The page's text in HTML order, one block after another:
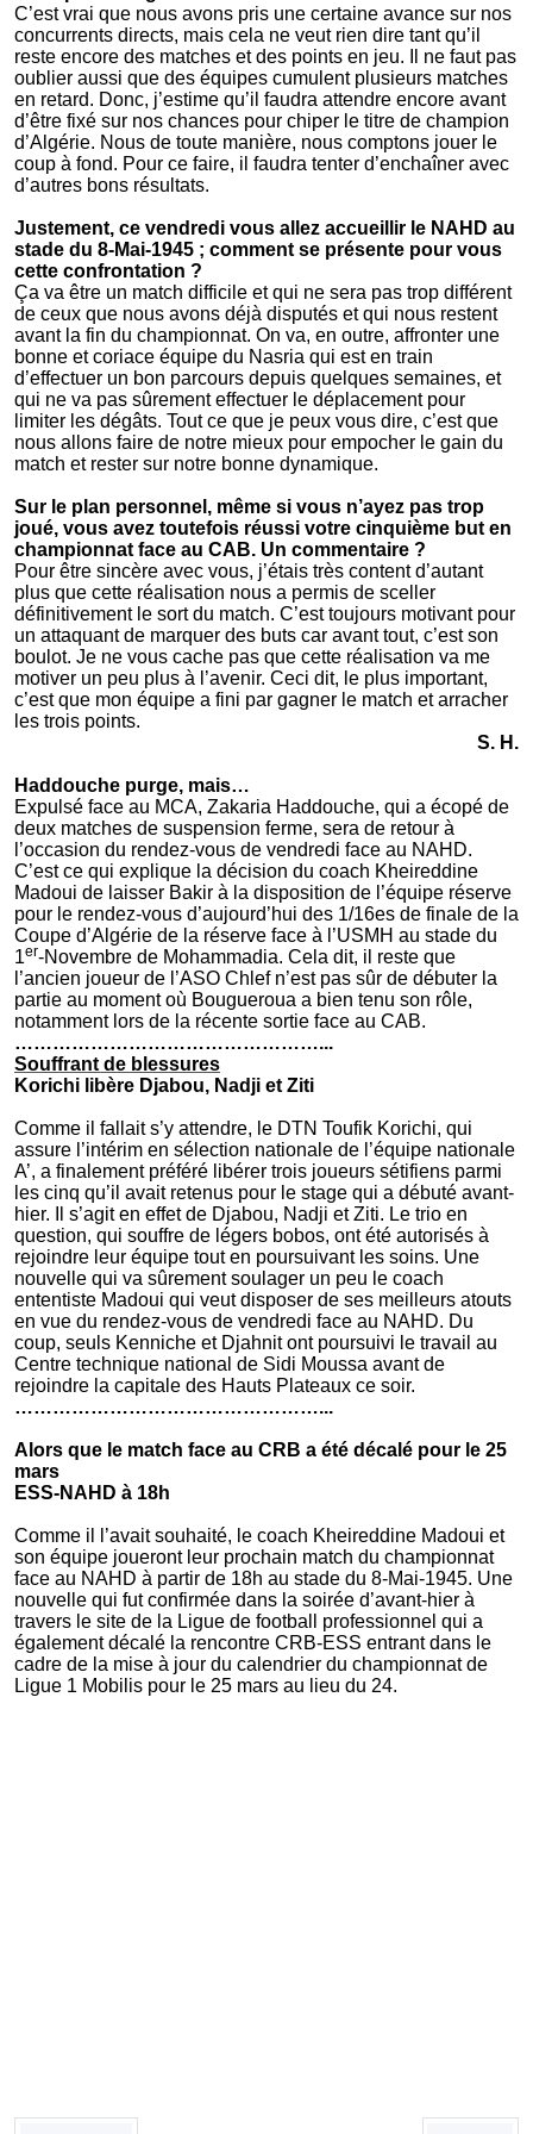
C’est vrai que nous avons pris une certaine avance sur nos
concurrents directs, mais cela ne veut rien dire tant qu’il
reste encore des matches et des points en jeu. Il ne faut pas
oublier aussi que des équipes cumulent plusieurs matches
en retard. Donc, j’estime qu’il faudra attendre encore avant
d’être fixé sur nos chances pour chiper le titre de champion
d’Algérie. Nous de toute manière, nous comptons jouer le
coup à fond. Pour ce faire, il faudra tenter d’enchaîner avec
d’autres bons résultats.
Justement, ce vendredi vous allez accueillir le NAHD au
stade du 8-Mai-1945 ; comment se présente pour vous
cette confrontation ?
Ça va être un match difficile et qui ne sera pas trop différent
de ceux que nous avons déjà disputés et qui nous restent
avant la fin du championnat. On va, en outre, affronter une
bonne et coriace équipe du Nasria qui est en train
d’effectuer un bon parcours depuis quelques semaines, et
qui ne va pas sûrement effectuer le déplacement pour
limiter les dégâts. Tout ce que je peux vous dire, c’est que
nous allons faire de notre mieux pour empocher le gain du
match et rester sur notre bonne dynamique.
Sur le plan personnel, même si vous n’ayez pas trop
joué, vous avez toutefois réussi votre cinquième but en
championnat face au CAB. Un commentaire ?
Pour être sincère avec vous, j’étais très content d’autant
plus que cette réalisation nous a permis de sceller
définitivement le sort du match. C’est toujours motivant pour
un attaquant de marquer des buts car avant tout, c’est son
boulot. Je ne vous cache pas que cette réalisation va me
motiver un peu plus à l’avenir. Ceci dit, le plus important,
c’est que mon équipe a fini par gagner le match et arracher
les trois points.
S. H.
Haddouche purge, mais…
Expulsé face au MCA, Zakaria Haddouche, qui a écopé de
deux matches de suspension ferme, sera de retour à
l’occasion du rendez-vous de vendredi face au NAHD.
C’est ce qui explique la décision du coach Kheireddine
Madoui de laisser Bakir à la disposition de l’équipe réserve
pour le rendez-vous d’aujourd’hui des 1/16es de finale de la
Coupe d’Algérie de la réserve face à l’USMH au stade du
1er-Novembre de Mohammadia. Cela dit, il reste que
l’ancien joueur de l’ASO Chlef n’est pas sûr de débuter la
partie au moment où Bougueroua a bien tenu son rôle,
notamment lors de la récente sortie face au CAB.
…………………………………………...
Souffrant de blessures
Korichi libère Djabou, Nadji et Ziti
Comme il fallait s’y attendre, le DTN Toufik Korichi, qui
assure l’intérim en sélection nationale de l’équipe nationale
A’, a finalement préféré libérer trois joueurs sétifiens parmi
les cinq qu’il avait retenus pour le stage qui a débuté avant-
hier. Il s’agit en effet de Djabou, Nadji et Ziti. Le trio en
question, qui souffre de légers bobos, ont été autorisés à
rejoindre leur équipe tout en poursuivant les soins. Une
nouvelle qui va sûrement soulager un peu le coach
ententiste Madoui qui veut disposer de ses meilleurs atouts
en vue du rendez-vous de vendredi face au NAHD. Du
coup, seuls Kenniche et Djahnit ont poursuivi le travail au
Centre technique national de Sidi Moussa avant de
rejoindre la capitale des Hauts Plateaux ce soir.
…………………………………………...
Alors que le match face au CRB a été décalé pour le 25
mars
ESS-NAHD à 18h
Comme il l’avait souhaité, le coach Kheireddine Madoui et
son équipe joueront leur prochain match du championnat
face au NAHD à partir de 18h au stade du 8-Mai-1945. Une
nouvelle qui fut confirmée dans la soirée d’avant-hier à
travers le site de la Ligue de football professionnel qui a
également décalé la rencontre CRB-ESS entrant dans le
cadre de la mise à jour du calendrier du championnat de
Ligue 1 Mobilis pour le 25 mars au lieu du 24.